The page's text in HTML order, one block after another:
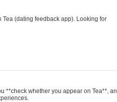
(dating feedback app). Looking for
**check whether you appear on Tea**, an